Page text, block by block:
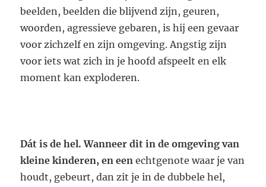
beelden, beelden die blijvend zijn, geuren,
woorden, agressieve gebaren, is hij een gevaar
voor zichzelf en zijn omgeving. Angstig zijn
voor iets wat zich in je hoofd afspeelt en elk
moment kan exploderen.
Dát is de hel. Wanneer dit in de omgeving van
kleine kinderen, en een echtgenote waar je van
houdt, gebeurt, dan zit je in de dubbele hel,